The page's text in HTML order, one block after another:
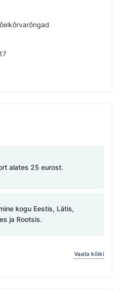
alates 25 eurost.
kogu Eestis, Lätis,
ja Rootsis.
Vaata kõiki